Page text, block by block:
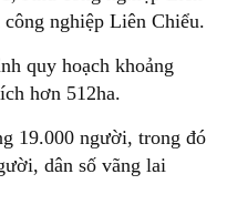
nghiệp Liên Chiểu.
quy hoạch khoảng
hơn 512ha.
19.000 người, trong đó
dân số vãng lai